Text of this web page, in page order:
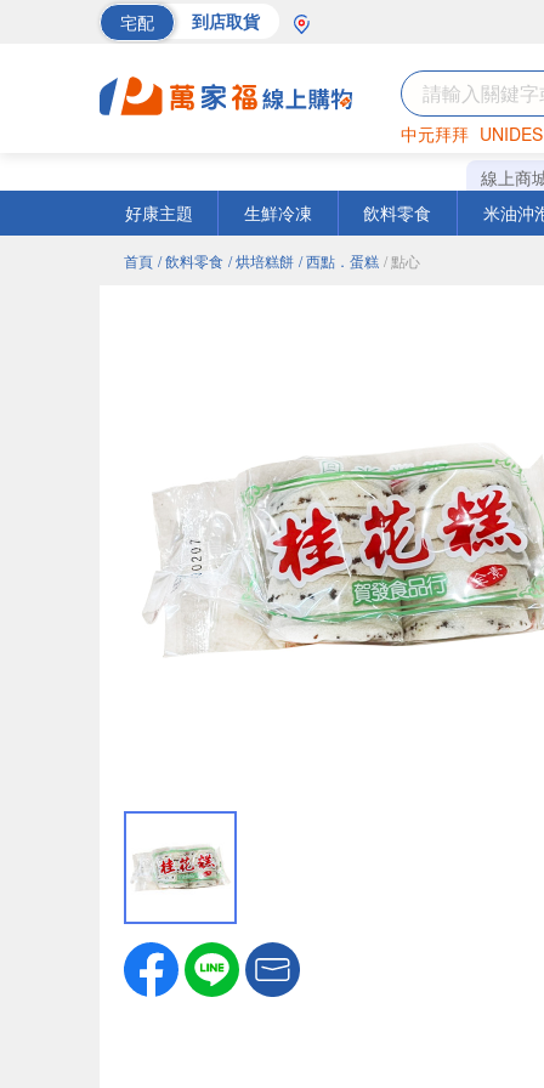
宅配 到店取貨
中元拜拜
罐頭 海苔
線上商
好康主題
生鮮冷凍 飲料零食 米油沖
首頁 / 飲料零食 / 烘培糕餅 / 西點．蛋糕 / 點心